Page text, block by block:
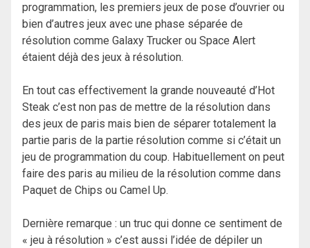
programmation, les premiers jeux de pose d’ouvrier ou
bien d’autres jeux avec une phase séparée de
résolution comme Galaxy Trucker ou Space Alert
étaient déjà des jeux à résolution.
En tout cas effectivement la grande nouveauté d’Hot
Steak c’est non pas de mettre de la résolution dans
des jeux de paris mais bien de séparer totalement la
partie paris de la partie résolution comme si c’était un
jeu de programmation du coup. Habituellement on peut
faire des paris au milieu de la résolution comme dans
Paquet de Chips ou Camel Up.
Dernière remarque : un truc qui donne ce sentiment de
« jeu à résolution » c’est aussi l’idée de dépiler un